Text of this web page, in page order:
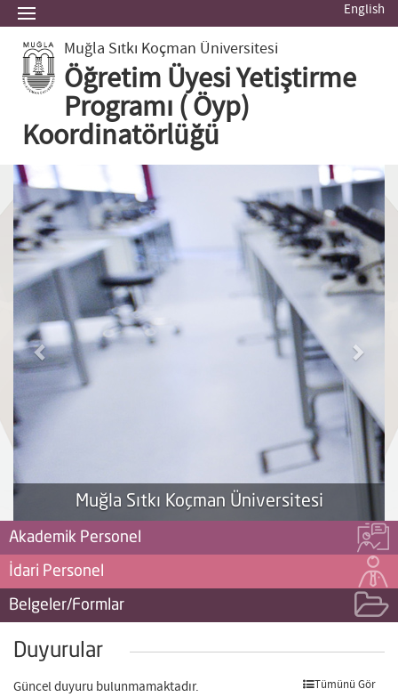
English
Muğla Sıtkı Koçman Üniversitesi
Öğretim Üyesi Yetiştirme
Programı ( Öyp)
Koordinatörlüğü
Muğla Sıtkı Koçman Üniversitesi
Akademik Personel
İdari Personel
Belgeler/Formlar
Duyurular
Güncel duyuru bulunmamaktadır. Tümünü Gör